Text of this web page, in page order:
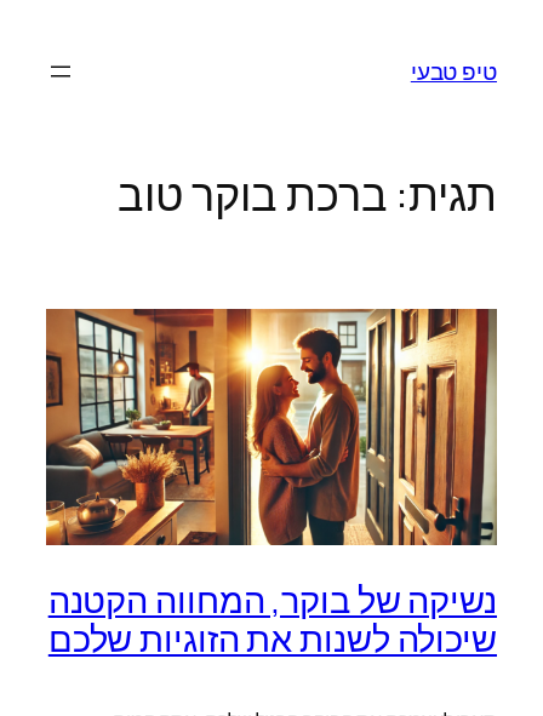
טיפ טבעי
תגית: ברכת בוקר טוב
נשיקה של בוקר, המחווה הקטנה
שיכולה לשנות את הזוגיות שלכם